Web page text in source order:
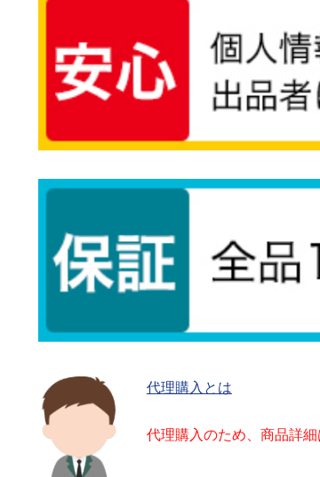
代理購入とは
代理購入のため、商品詳